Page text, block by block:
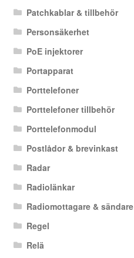
Patchkablar & tillbehör
Personsäkerhet
PoE injektorer
Portapparat
Porttelefoner
Porttelefoner tillbehör
Porttelefonmodul
Postlådor & brevinkast
Radar
Radiolänkar
Radiomottagare & sändare
Regel
Relä